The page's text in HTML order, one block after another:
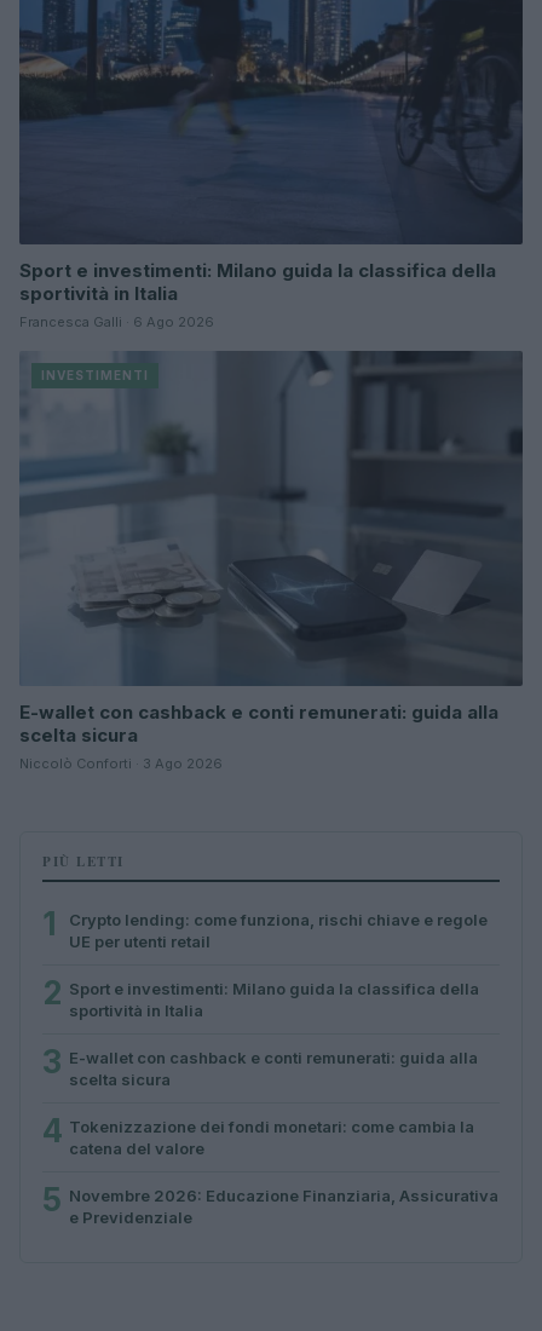
Sport e investimenti: Milano guida la classifica della
sportività in Italia
Francesca Galli · 6 Ago 2026
INVESTIMENTI
E-wallet con cashback e conti remunerati: guida alla
scelta sicura
Niccolò Conforti · 3 Ago 2026
PIÙ LETTI
1
Crypto lending: come funziona, rischi chiave e regole
UE per utenti retail
2 Sport e investimenti: Milano guida la classifica della
sportività in Italia
3 E-wallet con cashback e conti remunerati: guida alla
scelta sicura
4 Tokenizzazione dei fondi monetari: come cambia la
catena del valore
5 Novembre 2026: Educazione Finanziaria, Assicurativa
e Previdenziale